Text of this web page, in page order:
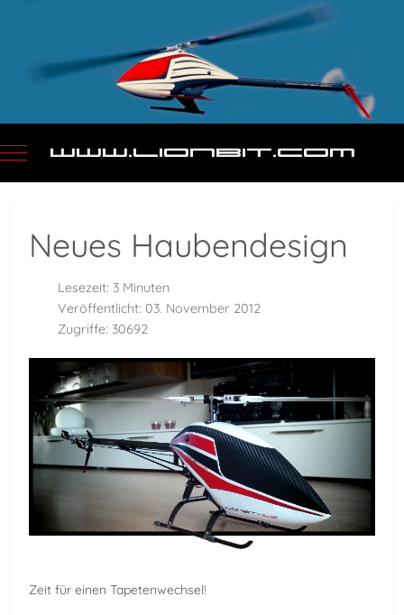
Mobile Menu Toggle
Neues Haubendesign
Lesezeit: 3 Minuten
Veröffentlicht: 03. November 2012
Zugriffe: 30692
Zeit für einen Tapetenwechsel!